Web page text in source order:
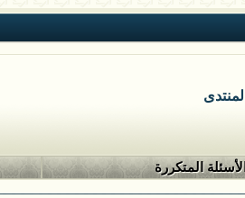
المنتدى
الأسئلة المتكررة